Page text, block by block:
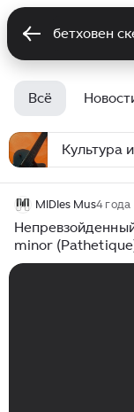
Всё
Культура
MIDIes Mus4 года
minor
пианино от